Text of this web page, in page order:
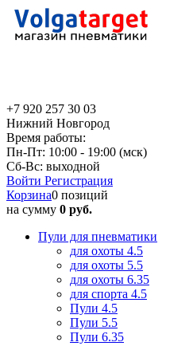
+7 920 257 30 03
Нижний Новгород
Время работы:
Пн-Пт: 10:00 - 19:00 (мск)
Сб-Вс: выходной
Войти Регистрация
Корзина0 позиций
на сумму 0 руб.
Пули для пневматики
для охоты 4.5
для охоты 5.5
для охоты 6.35
для спорта 4.5
Пули 4.5
Пули 5.5
Пули 6.35